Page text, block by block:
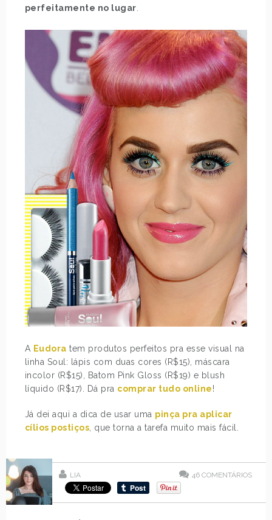
perfeitamente no lugar
A Eudora tem produtos perfeitos pra esse visual na
linha Soul: lápis com duas cores (R$15), máscara
incolor (R$15), Batom Pink Gloss (R$19) e blush
líquido (R$17). Dá pra comprar tudo online!
Já dei aqui a dica de usar uma pinça pra aplicar
cílios postiços , que torna a tarefa muito mais fácil.
LIA 46 COMENTÁRIOS